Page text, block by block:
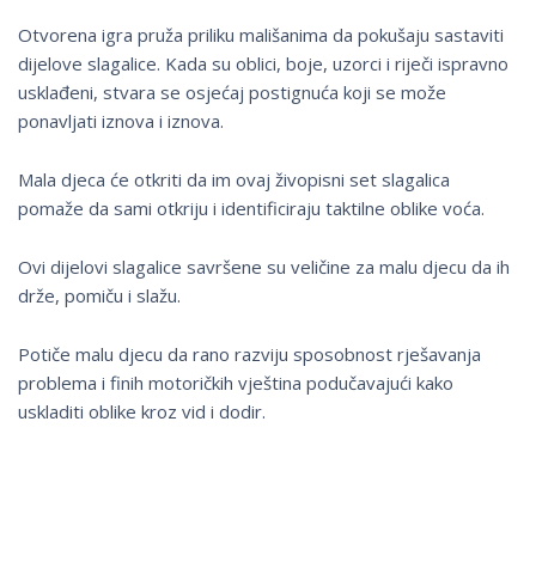
Otvorena igra pruža priliku mališanima da pokušaju sastaviti
dijelove slagalice. Kada su oblici, boje, uzorci i riječi ispravno
usklađeni, stvara se osjećaj postignuća koji se može
ponavljati iznova i iznova.
Mala djeca će otkriti da im ovaj živopisni set slagalica
pomaže da sami otkriju i identificiraju taktilne oblike voća.
Ovi dijelovi slagalice savršene su veličine za malu djecu da ih
drže, pomiču i slažu.
Potiče malu djecu da rano razviju sposobnost rješavanja
problema i finih motoričkih vještina podučavajući kako
uskladiti oblike kroz vid i dodir.